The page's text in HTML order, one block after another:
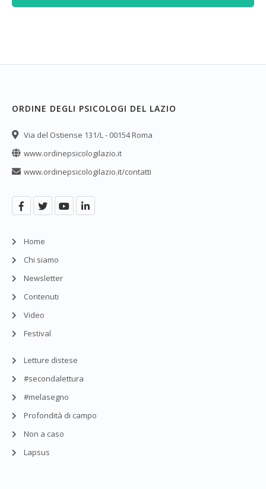
ORDINE DEGLI PSICOLOGI DEL LAZIO
Via del Ostiense 131/L - 00154 Roma
www.ordinepsicologilazio.it
www.ordinepsicologilazio.it/contatti
Home
Chi siamo
Newsletter
Contenuti
Video
Festival
Letture distese
#secondalettura
#melasegno
Profondità di campo
Non a caso
Lapsus